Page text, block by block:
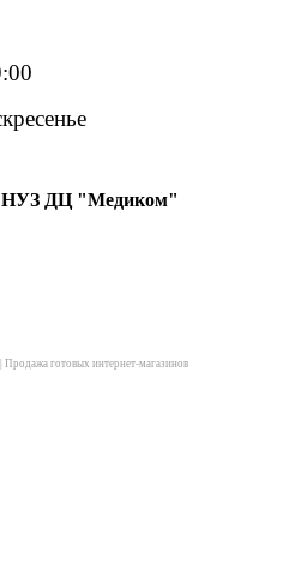
ДЦ "Медиком"
Продажа готовых интернет-магазинов